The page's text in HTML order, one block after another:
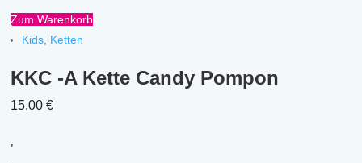
Zum Warenkorb
Kids Ketten
KKC -A Kette Candy Pompon
15,00€